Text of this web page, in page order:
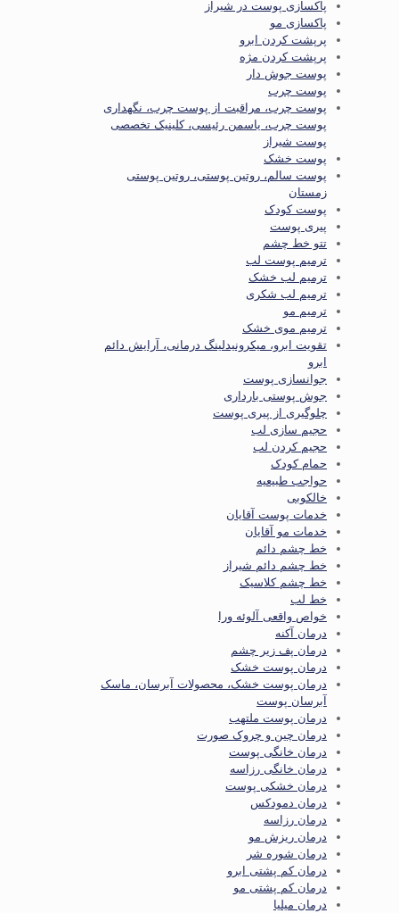
پاکسازی پوست در شیراز
پاکسازی مو
پرپشت کردن ابرو
پرپشت کردن مژه
پوست جوش دار
پوست چرب
پوست چرب، مراقبت از پوست چرب، نگهداری
پوست چرب، یاسمن رئیسی، کلینیک تخصصی
پوست شیراز
پوست خشک
پوست سالم، روتین پوستی، روتین پوستی
زمستان
پوست کودک
پیری پوست
تتو خط چشم
ترمیم پوست لب
ترمیم لب خشک
ترمیم لب شکری
ترمیم مو
ترمیم موی خشک
تقویت ابرو، میکرونیدلینگ درمانی، آرایش دائم
ابرو
جوانسازی پوست
جوش پوستی بارداری
چلوگیری از پیری پوست
حجیم سازی لب
حجیم کردن لب
حمام کودک
حواجب طبیعیه
خالکوبی
خدمات پوست آقایان
خدمات مو آقایان
خط چشم دائم
خط چشم دائم شیراز
خط چشم کلاسیک
خط لب
خواص واقعی آلوئه ورا
درمان آکنه
درمان پف زیر چشم
درمان پوست خشک
درمان پوست خشک، محصولات آبرسان، ماسک
آبرسان پوست
درمان پوست ملتهب
درمان چین و چروک صورت
درمان خانگی پوست
درمان خانگی رزاسه
درمان خشکی پوست
درمان دمودکس
درمان رزاسه
درمان ریزش مو
درمان شوره شر
درمان کم پشتی ابرو
درمان کم پشتی مو
درمان میلیا